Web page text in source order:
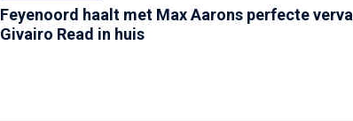
Feyenoord haalt met Max Aarons perfecte
Givairo Read in huis